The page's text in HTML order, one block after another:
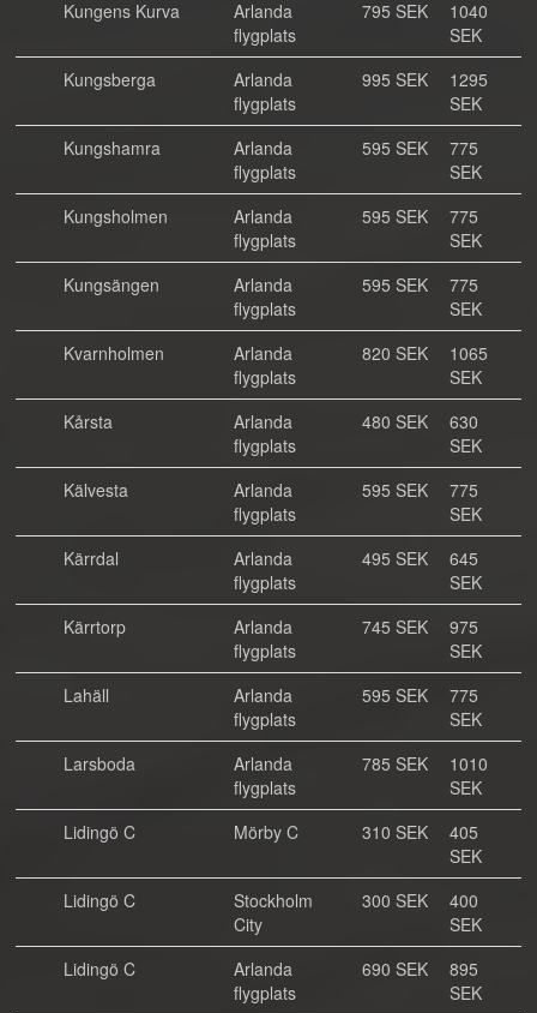
Kungens Kurva
Arlanda
flygplats
795 SEK
1040
SEK
Kungsberga
Arlanda
flygplats
995 SEK
1295
SEK
Kungshamra
Arlanda
flygplats
595 SEK
775
SEK
Kungsholmen
Arlanda
flygplats
595 SEK
775
SEK
Kungsängen
Arlanda
flygplats
595 SEK
775
SEK
Kvarnholmen
Arlanda
flygplats
820 SEK
1065
SEK
Kårsta
Arlanda
flygplats
480 SEK
630
SEK
Kälvesta
Arlanda
flygplats
595 SEK
775
SEK
Kärrdal
Arlanda
flygplats
495 SEK
645
SEK
Kärrtorp
Arlanda
flygplats
745 SEK
975
SEK
Lahäll
Arlanda
flygplats
595 SEK
775
SEK
Larsboda
Arlanda
flygplats
785 SEK
1010
SEK
Lidingö C
Mörby C 310 SEK
405
SEK
Lidingö C
Stockholm
City
300 SEK
400
SEK
Lidingö C
Arlanda
flygplats
690 SEK
895
SEK